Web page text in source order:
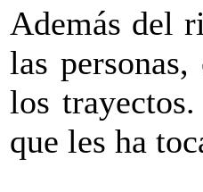
Además del
las
los
que les ha